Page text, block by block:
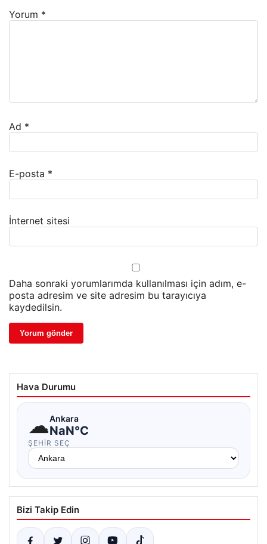
Yorum *
Ad *
E-posta *
İnternet sitesi
Daha sonraki yorumlarımda kullanılması için adım, e-
posta adresim ve site adresim bu tarayıcıya
kaydedilsin.
Hava Durumu
☁Ankara
NaN°C
ŞEHIR SEÇ
Bizi Takip Edin